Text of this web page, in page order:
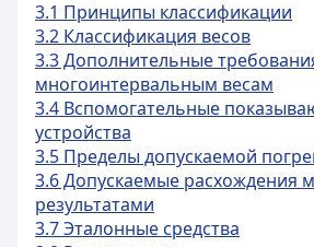
3.1 Принципы классификации
3.2 Классификация весов
3.3 Дополнительные
многоинтервальным весам
3.4 Вспомогательные
устройства
3.5 Пределы допускаемой
3.6 Допускаемые расхождения
результатами
3.7 Эталонные средства